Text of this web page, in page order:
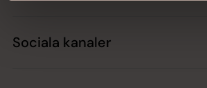
Sociala kanaler